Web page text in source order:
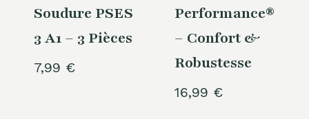
Soudure PSES
3 A1 – 3 Pièces
7,99 €
Performance®
– Confort &
Robustesse
16,99 €